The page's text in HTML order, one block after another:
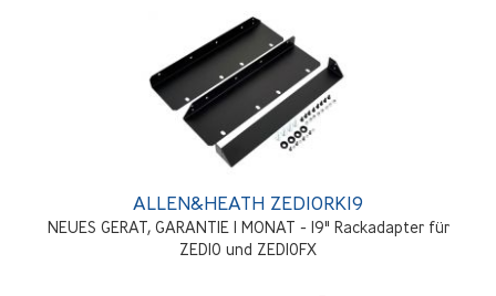
ALLEN&HEATH ZED10RK19
NEUES GERAT, GARANTIE 1 MONAT - 19" Rackadapter für
ZED10 und ZED10FX